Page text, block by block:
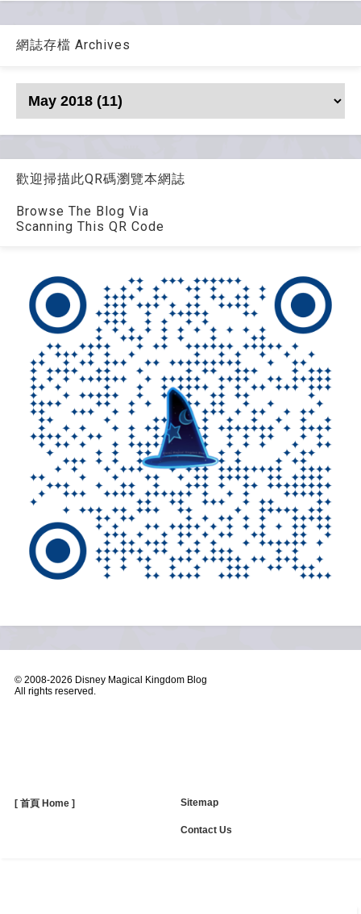
網誌存檔 Archives
歡迎掃描此QR碼瀏覽本網誌
Browse The Blog Via
Scanning This QR Code
© 2008-2026 Disney Magical Kingdom Blog
All rights reserved.
[ 首頁 Home ] Sitemap
Contact Us